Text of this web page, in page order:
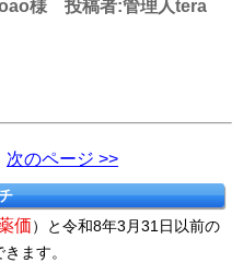
様 投稿者:管理人tera
次のページ >>
価）と令和8年3月31日以前の
ます。